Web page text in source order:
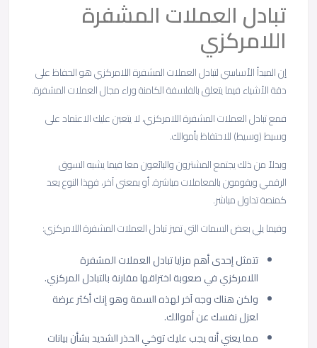
تبادل العملات المشفرة
اللامركزي
إن المبدأ الأساسي لتبادل العملات المشفرة اللامركزي هو الحفاظ على
دقة الأشياء فيما يتعلق بالفلسفة الكامنة وراء مجال العملات المشفرة.
فمع تبادل العملات المشفرة اللامركزي، لا يتعين عليك الاعتماد على
وسيط (وسيط) للاحتفاظ بأموالك.
وبدلاً من ذلك يجتمع المشترون والبائعون معا فيما يشبه السوق
الرقمي ويقومون بالمعاملات مباشرة. أو بمعنى آخر، فهذا النوع يعد
كمنصة تداول مباشر.
وفيما يلي بعض السمات التي تميز تبادل العملات المشفرة اللامركزي:
تتمثل إحدى أهم مزايا تبادل العملات المشفرة
اللامركزي في صعوبة اختراقها مقارنة بالتبادل المركزي.
ولكن هناك وجه آخر لهذه السمة وهو إنك أكثر عرضة
لعزل نفسك عن أموالك.
مما يعني أنه يجب عليك توخي الحذر الشديد بشأن بيانات